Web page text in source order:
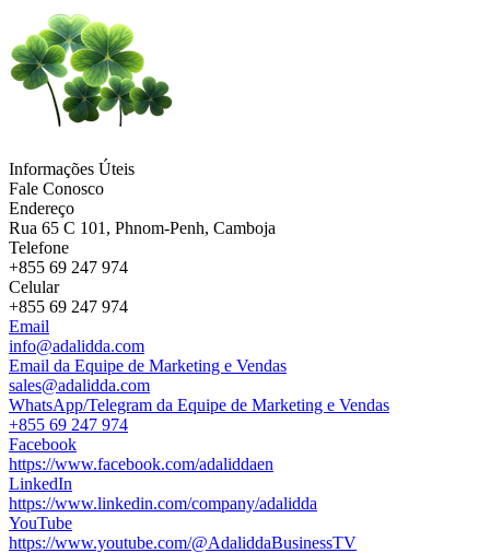
Informações Úteis
Fale Conosco
Endereço
Rua 65 C 101, Phnom-Penh, Camboja
Telefone
+855 69 247 974
Celular
+855 69 247 974
Email
info@adalidda.com
Email da Equipe de Marketing e Vendas
sales@adalidda.com
WhatsApp/Telegram da Equipe de Marketing e Vendas
+855 69 247 974
Facebook
https://www.facebook.com/adaliddaen
LinkedIn
https://www.linkedin.com/company/adalidda
YouTube
https://www.youtube.com/@AdaliddaBusinessTV